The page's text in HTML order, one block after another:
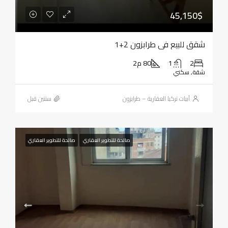
45,150$
شقق للبيع في طرابزون 2+1
2
1 80 م2
شقة, سكني
أبيات تركيا العقارية – طرابزون ‏سنتين قبل
صالحة للتطوير العقاري صالحة للتطوير العقاري